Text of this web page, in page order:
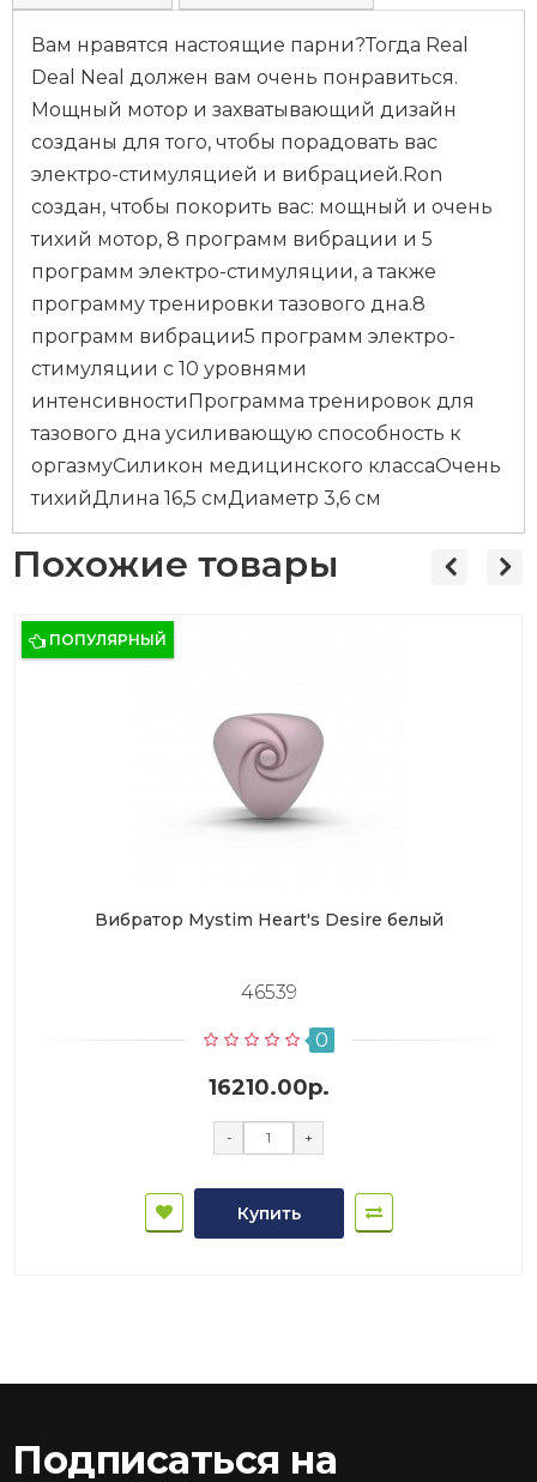
Вам нравятся настоящие парни?Тогда Real
Deal Neal должен вам очень понравиться.
Мощный мотор и захватывающий дизайн
созданы для того, чтобы порадовать вас
электро-стимуляцией и вибрацией.Ron
создан, чтобы покорить вас: мощный и очень
тихий мотор, 8 программ вибрации и 5
программ электро-стимуляции, а также
программу тренировки тазового дна.8
программ вибрации5 программ электро-
стимуляции с 10 уровнями
интенсивностиПрограмма тренировок для
тазового дна усиливающую способность к
оргазмуСиликон медицинского классаОчень
тихийДлина 16,5 смДиаметр 3,6 см
Похожие товары
ПОПУЛЯРНЫЙ
Вибратор Mystim Heart's Desire белый
46539
0
16210.00р.
- +
Купить
Подписаться на